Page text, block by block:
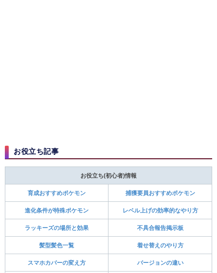
お役立ち記事
お役立ち(初心者)情報
育成おすすめポケモン 捕獲要員おすすめポケモン
進化条件が特殊ポケモン レベル上げの効率的なやり方
ラッキーズの場所と効果 不具合報告掲示板
髪型髪色一覧 着せ替えのやり方
スマホカバーの変え方 バージョンの違い